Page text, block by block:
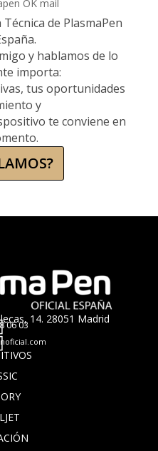
de PlasmaPen
y hablamos de lo
importa:
tus oportunidades
y
te conviene en
14. 28051 Madrid
06 03